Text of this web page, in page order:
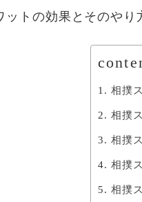
ットの効果とそのや
相撲
相撲
相撲
相撲
相撲